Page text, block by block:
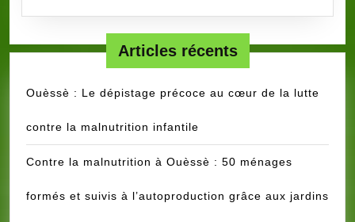
Articles récents
Ouèssè : Le dépistage précoce au cœur de la lutte
contre la malnutrition infantile
Contre la malnutrition à Ouèssè : 50 ménages
formés et suivis à l’autoproduction grâce aux jardins